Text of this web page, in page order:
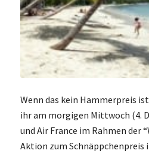
Wenn das kein Hammerpreis
ihr am morgigen Mittwoch (4.
und Air France im Rahmen der
Aktion zum Schnäppchenpreis